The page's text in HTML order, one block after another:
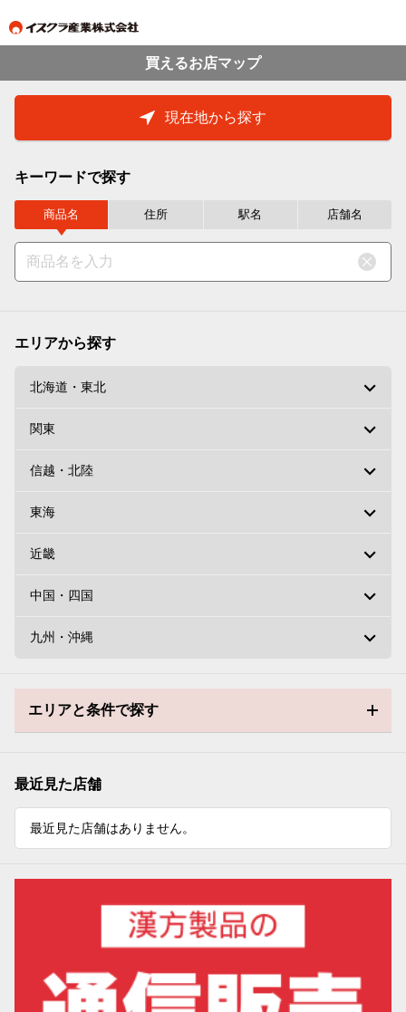
買えるお店マップ
現在地から探す
キーワードで探す
商品名 住所 駅名 店舗名
エリアから探す
北海道・東北
関東
信越・北陸
東海
近畿
中国・四国
九州・沖縄
エリアと条件で探す
最近見た店舗
最近見た店舗はありません。